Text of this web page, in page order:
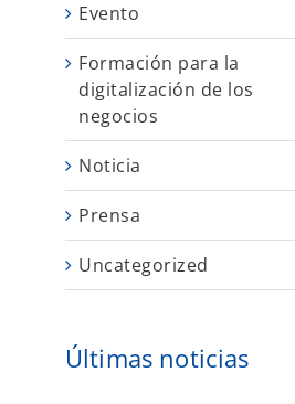
Evento
Formación para la
digitalización de los
negocios
Noticia
Prensa
Uncategorized
Últimas noticias